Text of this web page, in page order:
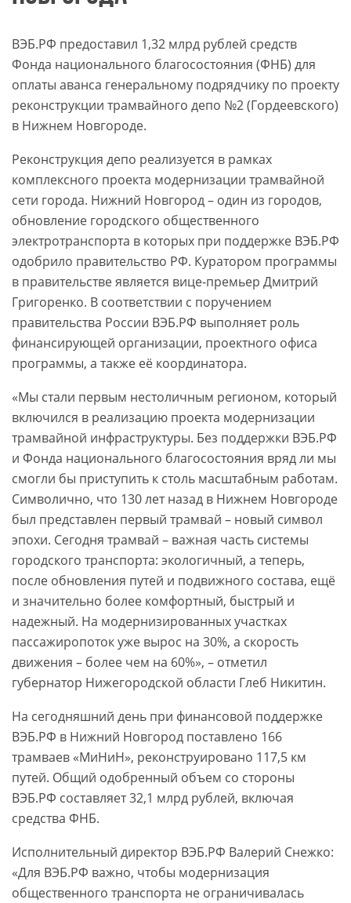
ВЭБ.РФ предоставил 1,32 млрд рублей средств
Фонда национального благосостояния (ФНБ) для
оплаты аванса генеральному подрядчику по проекту
реконструкции трамвайного депо №2 (Гордеевского)
в Нижнем Новгороде.
Реконструкция депо реализуется в рамках
комплексного проекта модернизации трамвайной
сети города. Нижний Новгород – один из городов,
обновление городского общественного
электротранспорта в которых при поддержке ВЭБ.РФ
одобрило правительство РФ. Куратором программы
в правительстве является вице-премьер Дмитрий
Григоренко. В соответствии с поручением
правительства России ВЭБ.РФ выполняет роль
финансирующей организации, проектного офиса
программы, а также её координатора.
«Мы стали первым нестоличным регионом, который
включился в реализацию проекта модернизации
трамвайной инфраструктуры. Без поддержки ВЭБ.РФ
и Фонда национального благосостояния вряд ли мы
смогли бы приступить к столь масштабным работам.
Символично, что 130 лет назад в Нижнем Новгороде
был представлен первый трамвай – новый символ
эпохи. Сегодня трамвай – важная часть системы
городского транспорта: экологичный, а теперь,
после обновления путей и подвижного состава, ещё
и значительно более комфортный, быстрый и
надежный. На модернизированных участках
пассажиропоток уже вырос на 30%, а скорость
движения – более чем на 60%», – отметил
губернатор Нижегородской области Глеб Никитин.
На сегодняшний день при финансовой поддержке
ВЭБ.РФ в Нижний Новгород поставлено 166
трамваев «МиНиН», реконструировано 117,5 км
путей. Общий одобренный объем со стороны
ВЭБ.РФ составляет 32,1 млрд рублей, включая
средства ФНБ.
Исполнительный директор ВЭБ.РФ Валерий Снежко:
«Для ВЭБ.РФ важно, чтобы модернизация
общественного транспорта не ограничивалась